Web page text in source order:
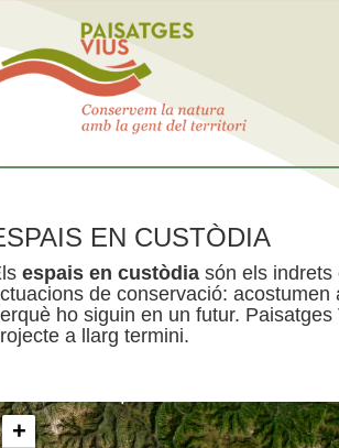
EN CUSTÒDIA
espais en custòdia són els indrets
de conservació:
ho siguin en un futur.
a llarg termini.
+